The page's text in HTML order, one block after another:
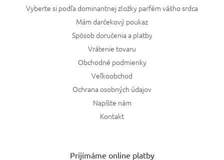
Vyberte si podľa dominantnej zložky parfém vášho srdca
Mám darčekový poukaz
Spôsob doručenia a platby
Vrátenie tovaru
Obchodné podmienky
Veľkoobchod
Ochrana osobných údajov
Napíšte nám
Kontakt
Prijímáme online platby